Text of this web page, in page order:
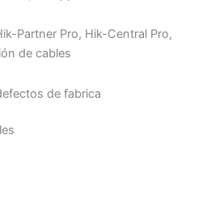
Partner Pro, Hik-Central Pro,
de cables
de fabrica